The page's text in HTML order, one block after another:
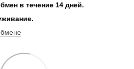
в течение 14 дней.